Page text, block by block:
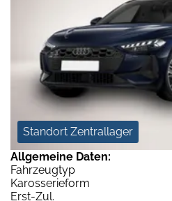
Standort Zentrallager
Allgemeine Daten:
Fahrzeugtyp
Karosserieform
Erst-Zul.